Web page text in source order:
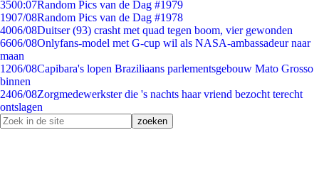
3500:07Random Pics van de Dag #1979
1907/08Random Pics van de Dag #1978
4006/08Duitser (93) crasht met quad tegen boom, vier gewonden
6606/08Onlyfans-model met G-cup wil als NASA-ambassadeur naar
maan
1206/08Capibara's lopen Braziliaans parlementsgebouw Mato Grosso
binnen
2406/08Zorgmedewerkster die 's nachts haar vriend bezocht terecht
ontslagen